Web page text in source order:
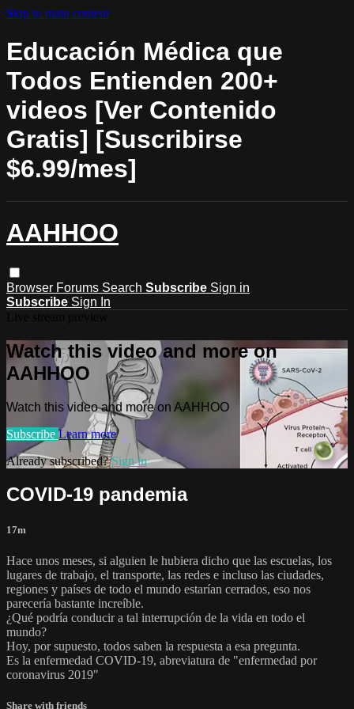
Skip to main content
Educación Médica que
Todos Entienden 200+
videos [Ver Contenido
Gratis] [Suscribirse
$6.99/mes]
AAHHOO
Browser Forums Search Subscribe Sign in
Subscribe Sign In
Watch this video and more on
AAHHOO
Watch this video and more on AAHHOO
Subscribe Learn more
Already subscribed?Sign in
COVID-19 pandemia
17m
Hace unos meses, si alguien le hubiera dicho que las escuelas, los
lugares de trabajo, el transporte, las redes e incluso las ciudades,
regiones y países de todo el mundo estarían cerrados, eso nos
parecería bastante increíble.
¿Qué podría conducir a tal interrupción de la vida en todo el
mundo?
Hoy, por supuesto, todos saben la respuesta a esa pregunta.
Es la enfermedad COVID-19, abreviatura de "enfermedad por
coronavirus 2019"
Share with friends